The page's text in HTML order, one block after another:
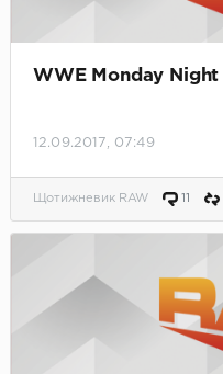
WWE Monday Night
12.09.2017, 07:49
Щотижневик RAW 11